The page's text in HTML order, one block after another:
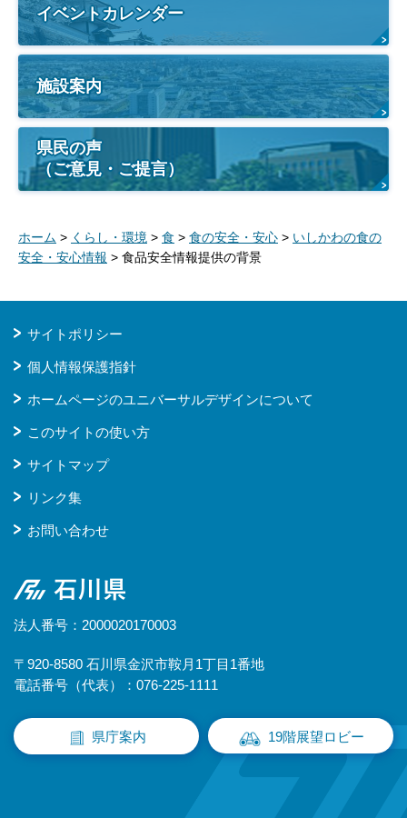
イベントカレンダー
施設案内
県民の声
（ご意見・ご提言）
ホーム > くらし・環境 > 食 > 食の安全・安心 > いしかわの食の
安全・安心情報 > 食品安全情報提供の背景
サイトポリシー
個人情報保護指針
ホームページのユニバーサルデザインについて
このサイトの使い方
サイトマップ
リンク集
お問い合わせ
石川県
法人番号：2000020170003
〒920-8580 石川県金沢市鞍月1丁目1番地
電話番号（代表）：076-225-1111
県庁案内 19階展望ロビー